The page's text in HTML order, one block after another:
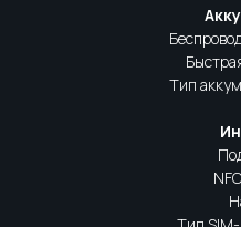
Быстрая
Тип
NFC: Да